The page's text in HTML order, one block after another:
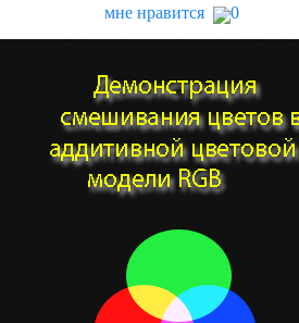
мне нравится 0